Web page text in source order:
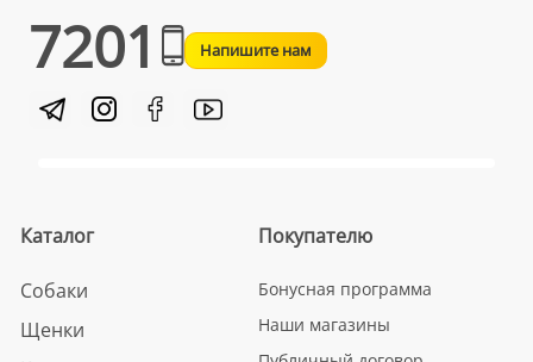
7201 Напишите нам
Каталог
Собаки
Щенки
Покупателю
Бонусная программа
Наши магазины